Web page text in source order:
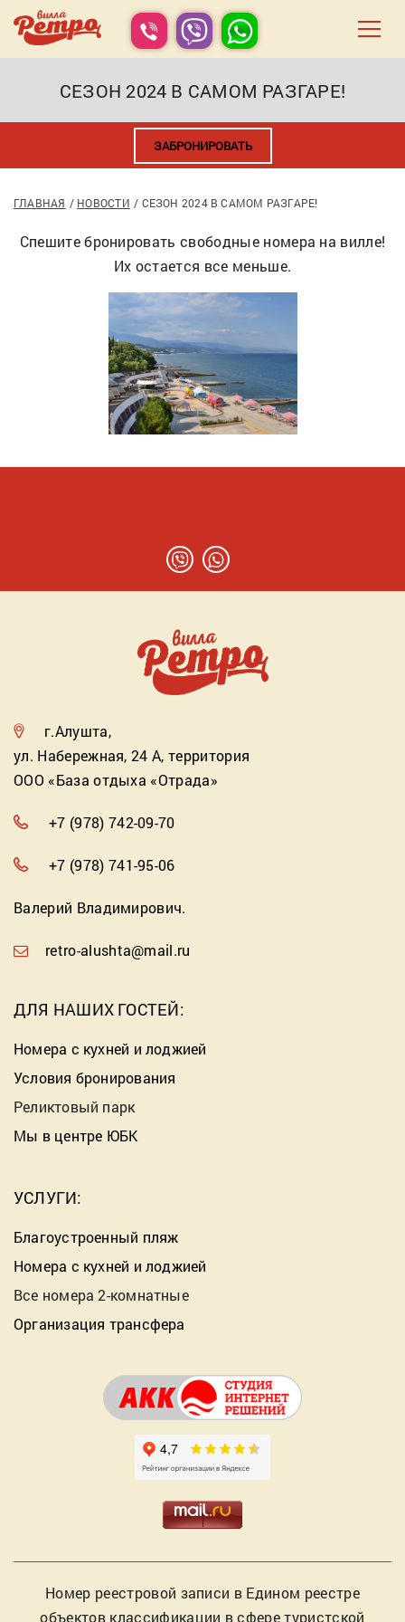
СЕЗОН 2024 В САМОМ РАЗГАРЕ!
ЗАБРОНИРОВАТЬ
ГЛАВНАЯ НОВОСТИ СЕЗОН 2024 В САМОМ РАЗГАРЕ!
Спешите бронировать свободные номера на вилле!
Их остается все меньше.
г.Алушта,
ул. Набережная, 24 А, территория
ООО «База отдыха «Отрада»
+7 (978) 742-09-70
+7 (978) 741-95-06
Валерий Владимирович.
retro-alushta@mail.ru
ДЛЯ НАШИХ ГОСТЕЙ:
Номера с кухней и лоджией
Условия бронирования
Реликтовый парк
Мы в центре ЮБК
УСЛУГИ:
Благоустроенный пляж
Номера с кухней и лоджией
Все номера 2-комнатные
Организация трансфера
Номер реестровой записи в Едином реестре
объектов классификации в сфере туристской